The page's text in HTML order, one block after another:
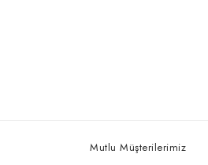
Mutlu Müşterilerimiz